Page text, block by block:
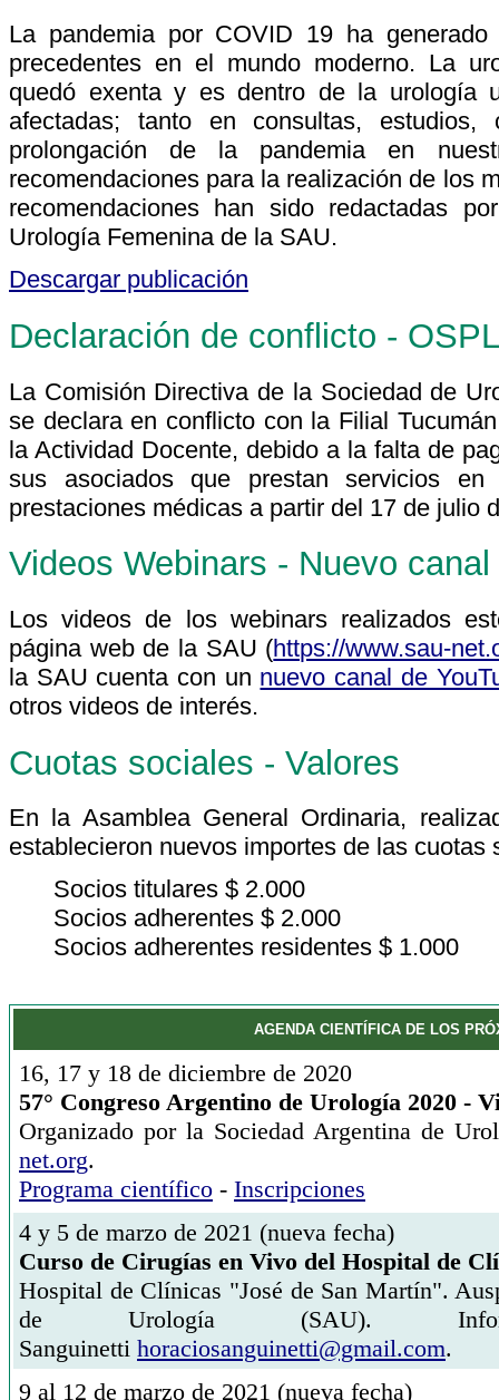
La pandemia por COVID 19 ha
precedentes en el mundo moderno. La
quedó exenta y es dentro de la urología
afectadas; tanto en consultas, estudios,
prolongación de la pandemia en
recomendaciones para la realización de los
recomendaciones han sido redactadas
Urología Femenina de la SAU.
Descargar publicación
Declaración de conflicto -
La Comisión Directiva de la Sociedad de
se declara en conflicto con la Filial
la Actividad Docente, debido a la falta de
sus asociados que prestan servicios
prestaciones médicas a partir del 17 de julio
Videos Webinars - Nuevo canal
Los videos de los webinars realizados
página web de la SAU (https://www.sau-
la SAU cuenta con un nuevo canal de
otros videos de interés.
Cuotas sociales - Valores
En la Asamblea General Ordinaria,
establecieron nuevos importes de las cuotas
Socios titulares $ 2.000
Socios adherentes $ 2.000
Socios adherentes residentes $ 1.000
AGENDA CIENTÍFICA DE LOS
16, 17 y 18 de diciembre de 2020
57° Congreso Argentino de Urología 2020 -
Organizado por la Sociedad Argentina de
net.org.
Programa científico - Inscripciones
4 y 5 de marzo de 2021 (nueva fecha)
Curso de Cirugías en Vivo del Hospital de
Hospital de Clínicas "José de San Martín".
de Urología (SAU).
Sanguinetti horaciosanguinetti@gmail.com.
9 al 12 de marzo de 2021 (nueva fecha)